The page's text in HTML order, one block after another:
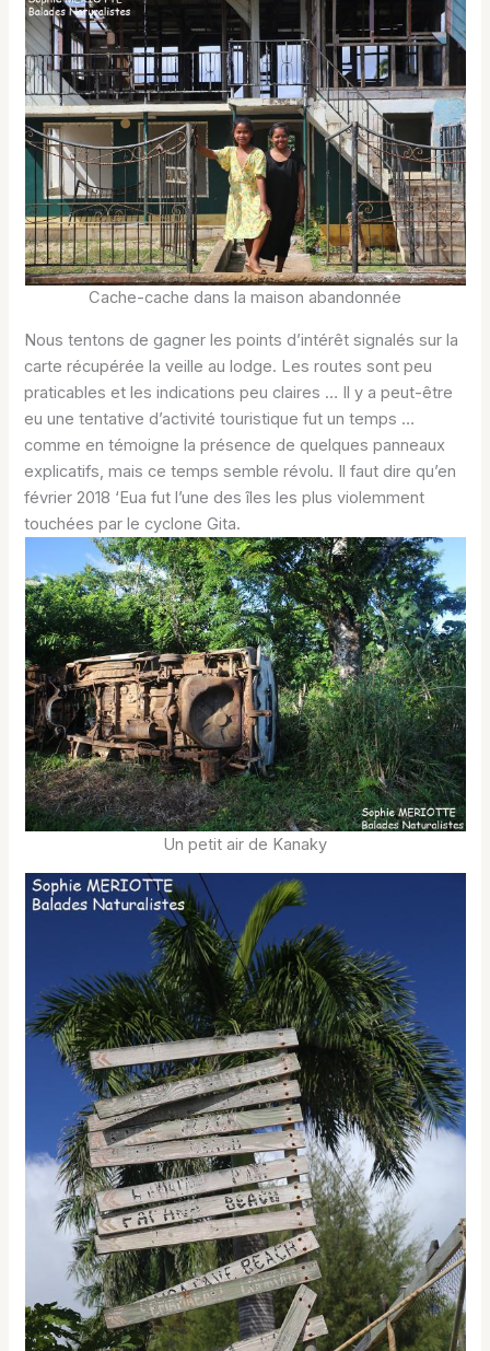
Cache-cache dans la maison abandonnée
Nous tentons de gagner les points d’intérêt signalés sur la
carte récupérée la veille au lodge. Les routes sont peu
praticables et les indications peu claires … Il y a peut-être
eu une tentative d’activité touristique fut un temps …
comme en témoigne la présence de quelques panneaux
explicatifs, mais ce temps semble révolu. Il faut dire qu’en
février 2018 ‘Eua fut l’une des îles les plus violemment
touchées par le cyclone Gita.
Un petit air de Kanaky